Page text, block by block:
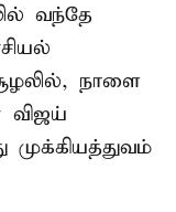
வந்தே
நாளை
விஜய்